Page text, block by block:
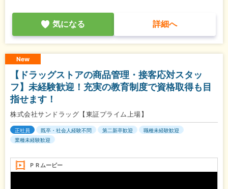
気になる 詳細へ
New
【ドラッグストアの商品管理・接客応対スタッ
フ】未経験歓迎！充実の教育制度で資格取得も目
指せます！
株式会社サンドラッグ【東証プライム上場】
正社員 既卒・社会人経験不問 第二新卒歓迎
職種未経験歓迎
業種未経験歓迎
ＰＲムービー